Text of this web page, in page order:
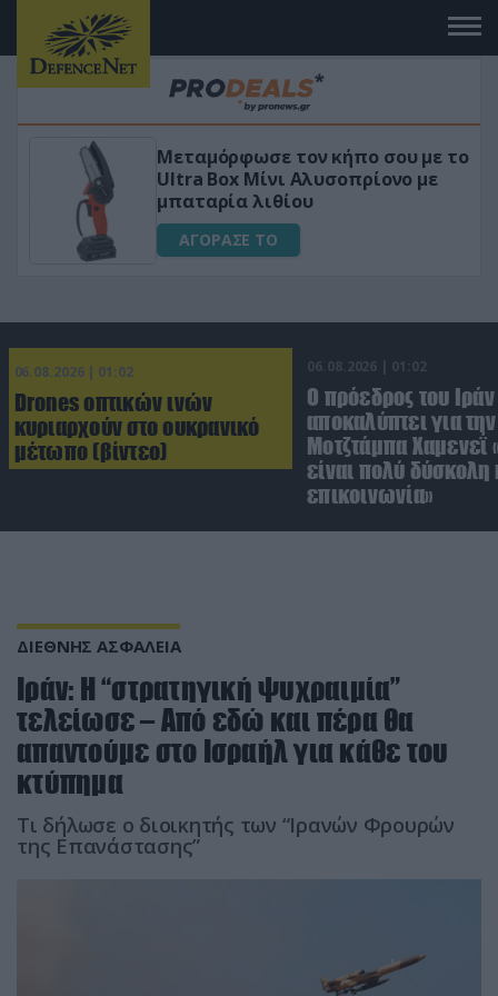
σου με το
«Μαγική» φόρμουλα τριβόλι
για αύξηση της λίμπιντο
ΑΓΟΡΑΣΕ ΤΟ
06.08.2026 | 01:02
Drones οπτικών ινών
κυριαρχούν στο ουκρανικό
μέτωπο (βίντεο)
06.08.2026 | 01:02
Ο πρόεδρος του Ιράν
αποκαλύπτει για
Μοτζτάμπα Χαμενεΐ
είναι πολύ δύσκολη
επικοινωνία»
ΔΙΕΘΝΗΣ ΑΣΦΑΛΕΙΑ
Ιράν: Η “στρατηγική ψυχραιμία”
τελείωσε – Από εδώ και πέρα θα
απαντούμε στο Ισραήλ για κάθε του
κτύπημα
Τι δήλωσε ο διοικητής των “Ιρανών Φρουρών
της Επανάστασης”